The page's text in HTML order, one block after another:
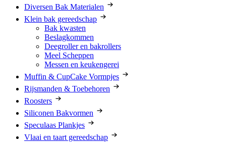
Diversen Bak Materialen
Klein bak gereedschap
Bak kwasten
Beslagkommen
Deegroller en bakrollers
Meel Scheppen
Messen en keukengerei
Muffin & CupCake Vormpjes
Rijsmanden & Toebehoren
Roosters
Siliconen Bakvormen
Speculaas Plankjes
Vlaai en taart gereedschap